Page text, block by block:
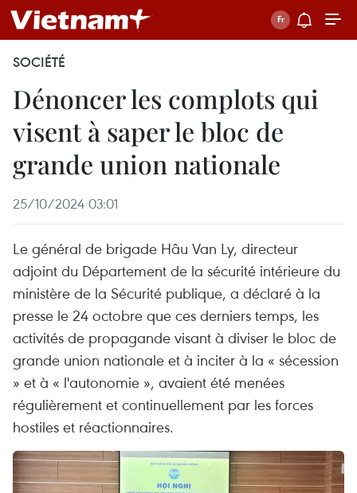
SOCIÉTÉ
Dénoncer les complots qui
visent à saper le bloc de
grande union nationale
25/10/2024 03:01
Le général de brigade Hâu Van Ly, directeur
adjoint du Département de la sécurité intérieure du
ministère de la Sécurité publique, a déclaré à la
presse le 24 octobre que ces derniers temps, les
activités de propagande visant à diviser le bloc de
grande union nationale et à inciter à la « sécession
» et à « l'autonomie », avaient été menées
régulièrement et continuellement par les forces
hostiles et réactionnaires.